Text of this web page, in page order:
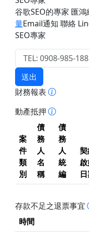
谷歌SEO的專家 匯鴻
量Email通知 聯絡
SEO專家
送出
財務報表
動產抵押
案
件
類
別
債
務
人
名
稱
債
務
人
統
編
存款不足之退票事宜
時間